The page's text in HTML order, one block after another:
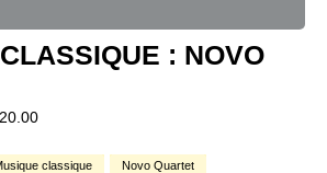
: NOVO
classique Novo Quartet